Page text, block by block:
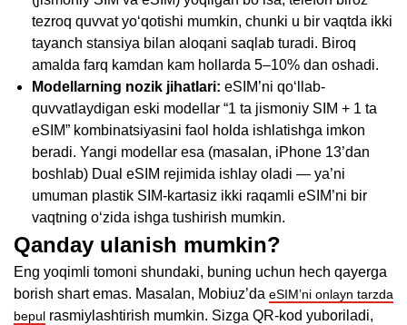
tezroq quvvat yo‘qotishi mumkin, chunki u bir vaqtda ikki
tayanch stansiya bilan aloqani saqlab turadi. Biroq
amalda farq kamdan kam hollarda 5–10% dan oshadi.
Modellarning nozik jihatlari: eSIM’ni qo‘llab-
quvvatlaydigan eski modellar “1 ta jismoniy SIM + 1 ta
eSIM” kombinatsiyasini faol holda ishlatishga imkon
beradi. Yangi modellar esa (masalan, iPhone 13’dan
boshlab) Dual eSIM rejimida ishlay oladi — ya’ni
umuman plastik SIM-kartasiz ikki raqamli eSIM’ni bir
vaqtning o‘zida ishga tushirish mumkin.
Qanday ulanish mumkin?
Eng yoqimli tomoni shundaki, buning uchun hech qayerga
borish shart emas. Masalan, Mobiuz’da eSIM’ni onlayn tarzda
bepul rasmiylashtirish mumkin. Sizga QR-kod yuboriladi,